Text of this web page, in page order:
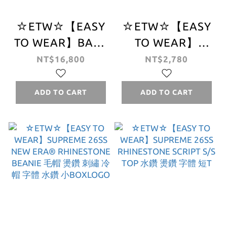
☆ETW☆【EASY
TO WEAR】BAPE
Color Camo
Reversible Shark
Full Zip Hoodie
猿人 迷彩 連帽外
套 雙面
NT$16,800
ADD TO CART
☆ETW☆【EASY
TO WEAR】
Supreme 25FW
Split Tee 分裂
LOGO 經典 字體
短T
NT$2,780
ADD TO CART